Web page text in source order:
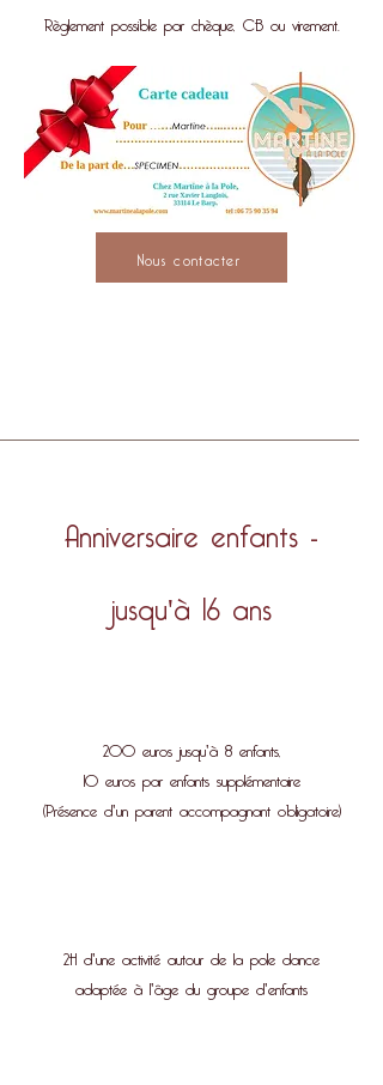
Règlement possible par chèque, CB ou virement.
Nous contacter
Anniversaire enfants -
jusqu'à 16 ans
200 euros jusqu'à 8 enfants,
10 euros par enfants supplémentaire
(Présence d'un parent accompagnant obligatoire)
2H d'une activité autour de la pole dance
adaptée à l'âge du groupe d'enfants